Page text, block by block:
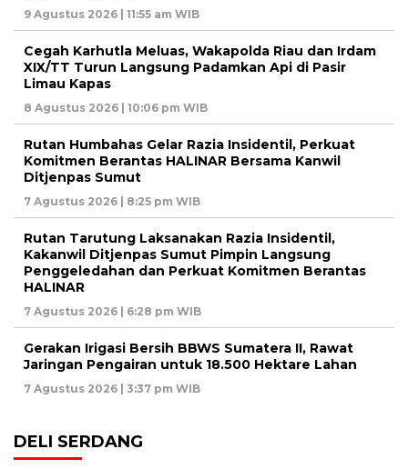
9 Agustus 2026 | 11:55 am WIB
Cegah Karhutla Meluas, Wakapolda Riau dan Irdam
XIX/TT Turun Langsung Padamkan Api di Pasir
Limau Kapas
8 Agustus 2026 | 10:06 pm WIB
Rutan Humbahas Gelar Razia Insidentil, Perkuat
Komitmen Berantas HALINAR Bersama Kanwil
Ditjenpas Sumut
7 Agustus 2026 | 8:25 pm WIB
Rutan Tarutung Laksanakan Razia Insidentil,
Kakanwil Ditjenpas Sumut Pimpin Langsung
Penggeledahan dan Perkuat Komitmen Berantas
HALINAR
7 Agustus 2026 | 6:28 pm WIB
Gerakan Irigasi Bersih BBWS Sumatera II, Rawat
Jaringan Pengairan untuk 18.500 Hektare Lahan
7 Agustus 2026 | 3:37 pm WIB
DELI SERDANG